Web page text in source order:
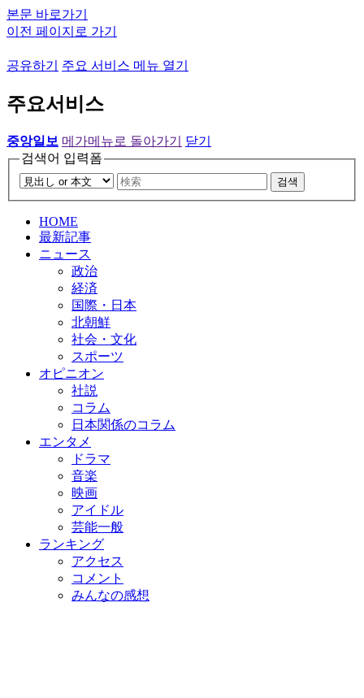
본문 바로가기
이전 페이지로 가기
공유하기 주요 서비스 메뉴 열기
주요서비스
중앙일보 메가메뉴로 돌아가기
닫기
검색어 입력폼
검색
HOME
最新記事
ニュース
政治
経済
国際・日本
北朝鮮
社会・文化
スポーツ
オピニオン
社説
コラム
日本関係のコラム
エンタメ
ドラマ
音楽
映画
アイドル
芸能一般
ランキング
アクセス
コメント
みんなの感想